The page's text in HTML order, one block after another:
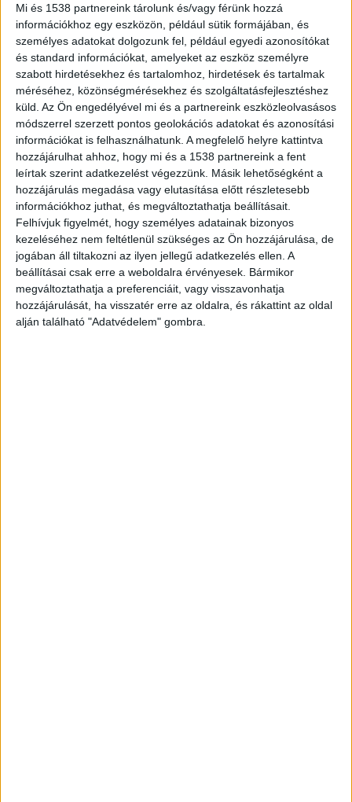
Mi és 1538 partnereink tárolunk és/vagy férünk hozzá
információkhoz egy eszközön, például sütik formájában, és
személyes adatokat dolgozunk fel, például egyedi azonosítókat
és standard információkat, amelyeket az eszköz személyre
szabott hirdetésekhez és tartalomhoz, hirdetések és tartalmak
méréséhez, közönségmérésekhez és szolgáltatásfejlesztéshez
küld. Az Ön engedélyével mi és a partnereink eszközleolvasásos
módszerrel szerzett pontos geolokációs adatokat és azonosítási
információkat is felhasználhatunk. A megfelelő helyre kattintva
hozzájárulhat ahhoz, hogy mi és a 1538 partnereink a fent
leírtak szerint adatkezelést végezzünk. Másik lehetőségként a
hozzájárulás megadása vagy elutasítása előtt részletesebb
információkhoz juthat, és megváltoztathatja beállításait.
Felhívjuk figyelmét, hogy személyes adatainak bizonyos
kezeléséhez nem feltétlenül szükséges az Ön hozzájárulása, de
jogában áll tiltakozni az ilyen jellegű adatkezelés ellen. A
beállításai csak erre a weboldalra érvényesek. Bármikor
megváltoztathatja a preferenciáit, vagy visszavonhatja
hozzájárulását, ha visszatér erre az oldalra, és rákattint az oldal
alján található "Adatvédelem" gombra.
azonnal elmerül a hullámok között. A férfi
családja felháborodva nyilatkozott az esetről.
Állításuk szerint a 41 éves Lászlót az ismerősei
egyszerűen hagyták meghalni: ahelyett, hogy
azonnal a segítségére siettek volna, miután a
vízbe esett, csak jóval később, már a partra
visszaérve kértek segítséget.A
BalatonKörnyéke.hu az erősebb napokon a
Balaton vezető hírportálja. Már 700 ezren
lájkolják a kiadónk Facebook-oldalait.
Gyanús haláleset
„Ilyen nincs, hogy ott hagytok cserben egy
embert! Ilyen nincs!” – mondta a Blikknek az